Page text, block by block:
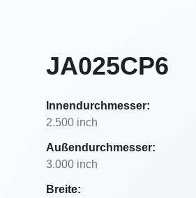
JA025CP6
Innendurchmesser:
2.500 inch
Außendurchmesser:
3.000 inch
Breite: